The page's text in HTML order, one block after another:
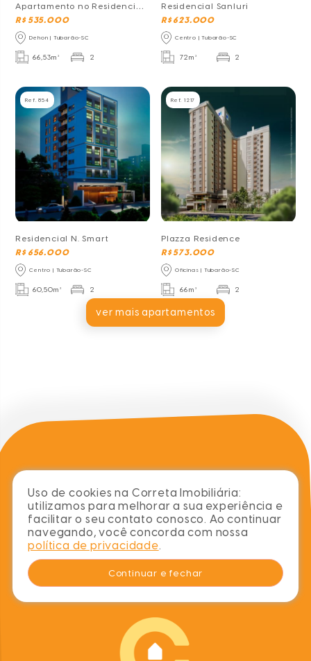
Apartamento no Residencial
Royale
R$ 535.000
Dehon | Tubarão-SC
66,53m² 2
Residencial Sanluri
R$ 623.000
Centro | Tubarão-SC
72m² 2
Ref. 854
Residencial N. Smart
R$ 656.000
Centro | Tubarão-SC
60,50m² 2
Ref. 1217
Plazza Residence
R$ 573.000
Oficinas | Tubarão-SC
66m² 2
ver mais apartamentos
chame no whats
(48) 99978-0769
contato@corretaimobiliaria.com
nos acompanhe
Uso de cookies na Correta Imobiliária:
utilizamos para melhorar a sua experiência e
facilitar o seu contato conosco. Ao continuar
navegando, você concorda com nossa
política de privacidade.
Continuar e fechar